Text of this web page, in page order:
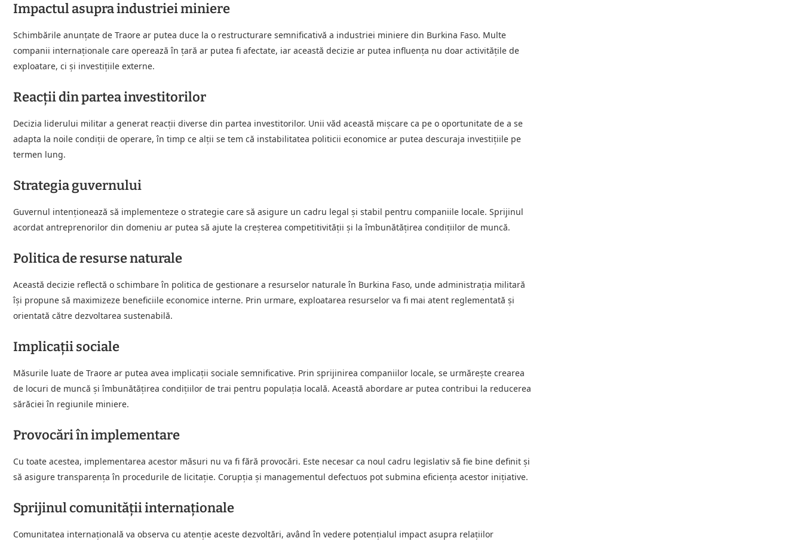
Impactul asupra industriei miniere
Schimbările anunțate de Traore ar putea duce la o restructurare semnificativă a industriei miniere din Burkina Faso. Multe
companii internaționale care operează în țară ar putea fi afectate, iar această decizie ar putea influența nu doar activitățile de
exploatare, ci și investițiile externe.
Reacții din partea investitorilor
Decizia liderului militar a generat reacții diverse din partea investitorilor. Unii văd această mișcare ca pe o oportunitate de a se
adapta la noile condiții de operare, în timp ce alții se tem că instabilitatea politicii economice ar putea descuraja investițiile pe
termen lung.
Strategia guvernului
Guvernul intenționează să implementeze o strategie care să asigure un cadru legal și stabil pentru companiile locale. Sprijinul
acordat antreprenorilor din domeniu ar putea să ajute la creșterea competitivității și la îmbunătățirea condițiilor de muncă.
Politica de resurse naturale
Această decizie reflectă o schimbare în politica de gestionare a resurselor naturale în Burkina Faso, unde administrația militară
își propune să maximizeze beneficiile economice interne. Prin urmare, exploatarea resurselor va fi mai atent reglementată și
orientată către dezvoltarea sustenabilă.
Implicații sociale
Măsurile luate de Traore ar putea avea implicații sociale semnificative. Prin sprijinirea companiilor locale, se urmărește crearea
de locuri de muncă și îmbunătățirea condițiilor de trai pentru populația locală. Această abordare ar putea contribui la reducerea
sărăciei în regiunile miniere.
Provocări în implementare
Cu toate acestea, implementarea acestor măsuri nu va fi fără provocări. Este necesar ca noul cadru legislativ să fie bine definit și
să asigure transparența în procedurile de licitație. Corupția și managementul defectuos pot submina eficiența acestor inițiative.
Sprijinul comunității internaționale
Comunitatea internațională va observa cu atenție aceste dezvoltări, având în vedere potențialul impact asupra relațiilor